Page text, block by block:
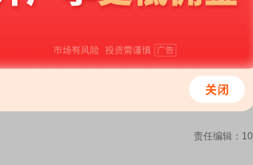
搞定>>
责任编辑：10